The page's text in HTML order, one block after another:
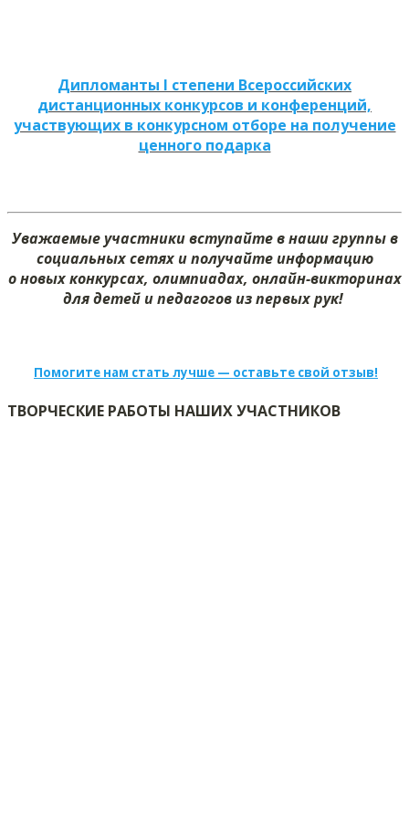
Дипломанты I степени Всероссийских
дистанционных конкурсов и конференций,
участвующих в конкурсном отборе на получение
ценного подарка
Уважаемые участники вступайте в наши группы в
социальных сетях и получайте информацию
о новых конкурсах, олимпиадах, онлайн-викторинах
для детей и педагогов из первых рук!
Помогите нам стать лучше — оставьте свой отзыв!
ТВОРЧЕСКИЕ РАБОТЫ НАШИХ УЧАСТНИКОВ